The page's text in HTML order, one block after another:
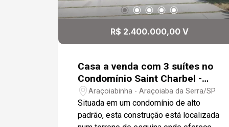
R$ 2.400.000,00 V
Casa a venda com 3 suítes no
Condomínio Saint Charbel -
Araçoiaba da Serra
Araçoiabinha - Araçoiaba da Serra/SP
Situada em um condomínio de alto
padrão, esta construção está localizada